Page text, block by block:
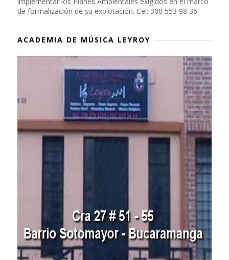
de formalización de su explotación. Cel: 300 553 98 36
ACADEMIA DE MÚSICA LEYROY